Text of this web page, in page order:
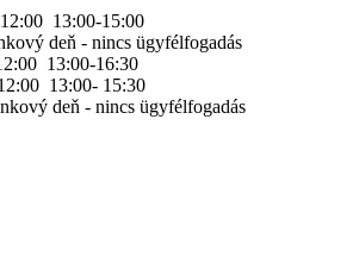
13:00-15:00
deň - nincs ügyfélfogadás
13:00-16:30
13:00- 15:30
deň - nincs ügyfélfogadás